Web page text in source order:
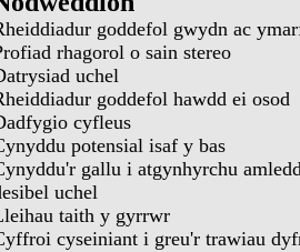
goddefol gwydn ac
rhagorol o sain stereo
uchel
goddefol hawdd ei osod
cyfleus
potensial isaf y bas
gallu i atgynhyrchu
uchel
taith y gyrrwr
cyseiniant i greu'r trawiau